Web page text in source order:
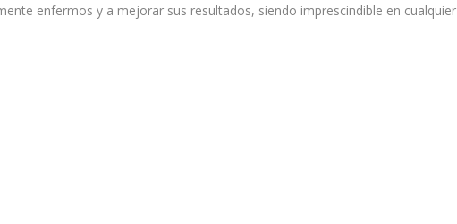
enfermos y a mejorar sus resultados, siendo imprescindible en cualquier